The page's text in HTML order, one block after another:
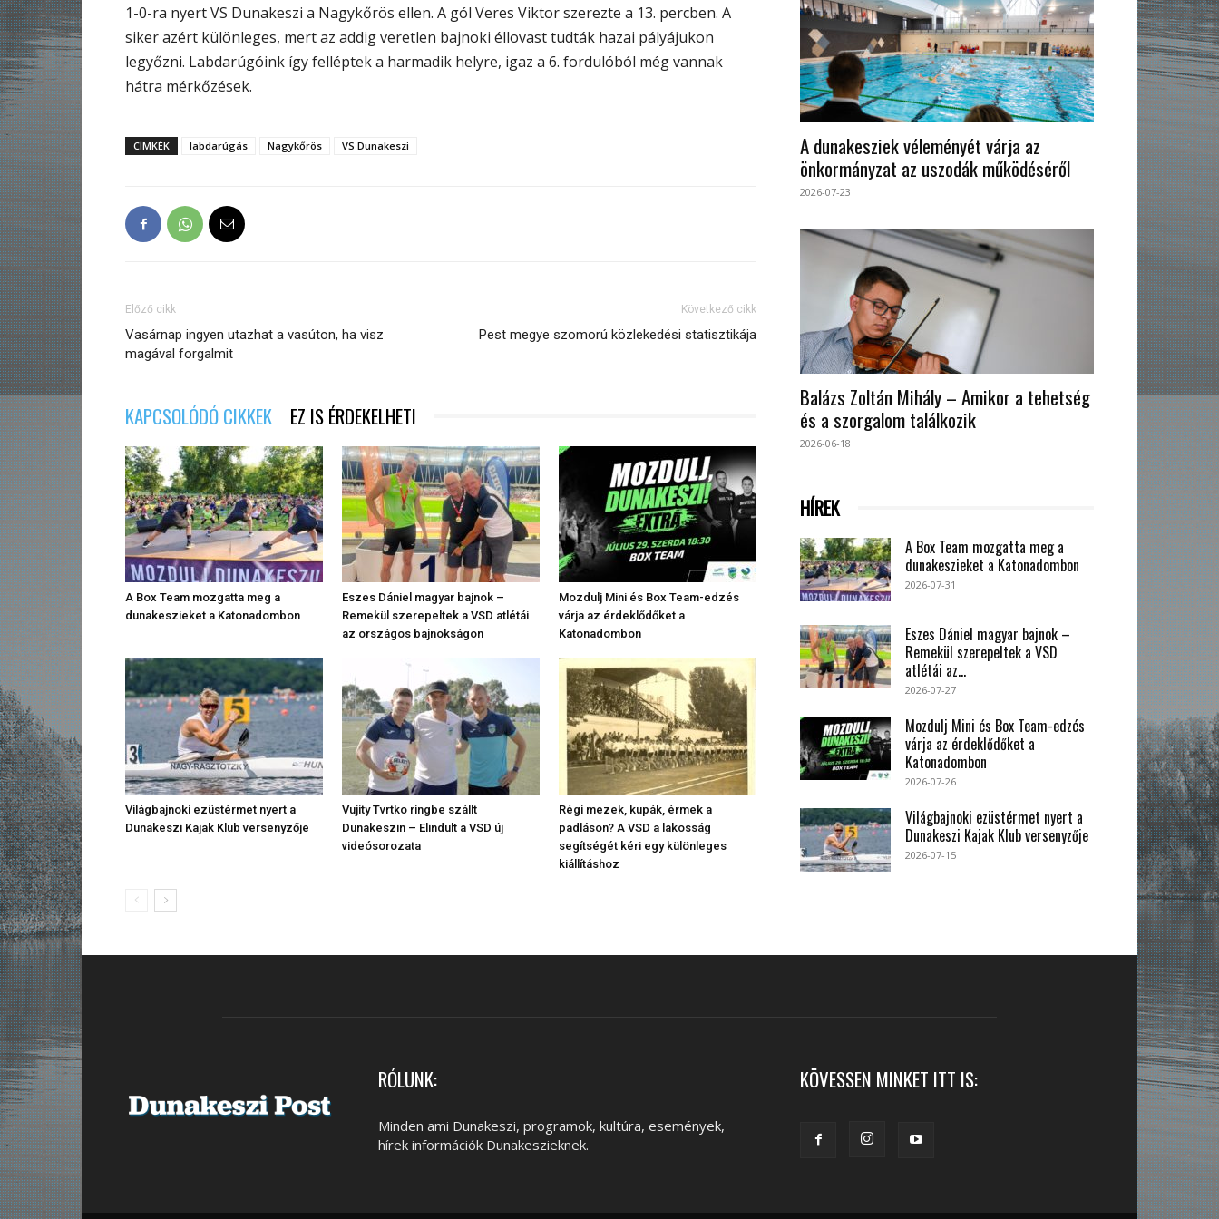
1-0-ra nyert VS Dunakeszi a Nagykőrös ellen. A gól Veres Viktor szerezte a 13. percben. A
siker azért különleges, mert az addig veretlen bajnoki éllovast tudták hazai pályájukon
legyőzni. Labdarúgóink így felléptek a harmadik helyre, igaz a 6. fordulóból még vannak
hátra mérkőzések.
CÍMKÉK labdarúgás Nagykőrös VS Dunakeszi
Előző cikk
Vasárnap ingyen utazhat a vasúton, ha visz
magával forgalmit
Következő cikk
Pest megye szomorú közlekedési statisztikája
KAPCSOLÓDÓ CIKKEK EZ IS ÉRDEKELHETI
A Box Team mozgatta meg a
dunakeszieket a Katonadombon
Eszes Dániel magyar bajnok –
Remekül szerepeltek a VSD atlétái
az országos bajnokságon
Mozdulj Mini és Box Team-edzés
várja az érdeklődőket a
Katonadombon
Világbajnoki ezüstérmet nyert a
Dunakeszi Kajak Klub versenyzője
Vujity Tvrtko ringbe szállt
Dunakeszin – Elindult a VSD új
videósorozata
Régi mezek, kupák, érmek a
padláson? A VSD a lakosság
segítségét kéri egy különleges
kiállításhoz
A dunakesziek véleményét várja az
önkormányzat az uszodák működéséről
2026-07-23
Balázs Zoltán Mihály – Amikor a tehetség
és a szorgalom találkozik
2026-06-18
HÍREK
A Box Team mozgatta meg a
dunakeszieket a Katonadombon
2026-07-31
Eszes Dániel magyar bajnok –
Remekül szerepeltek a VSD
atlétái az...
2026-07-27
Mozdulj Mini és Box Team-edzés
várja az érdeklődőket a
Katonadombon
2026-07-26
Világbajnoki ezüstérmet nyert a
Dunakeszi Kajak Klub versenyzője
2026-07-15
RÓLUNK:
Minden ami Dunakeszi, programok, kultúra, események,
hírek információk Dunakeszieknek.
KÖVESSEN MINKET ITT IS: